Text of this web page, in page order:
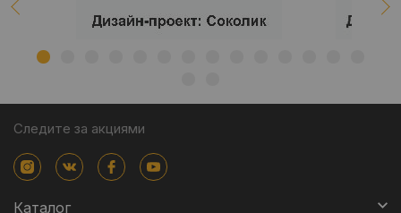
Следите за акциями
Каталог